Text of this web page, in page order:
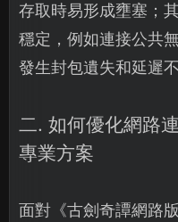
存取時易形成壅塞；
穩定，例如連接公共
發生封包遺失和延遲
二. 如何優化網路
專業方案
面對《古劍奇譚網路